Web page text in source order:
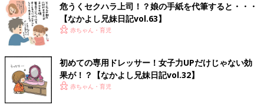
危うくセクハラ上司！？娘の手紙を代筆すると・・・
【なかよし兄妹日記vol.63】
赤ちゃん・育児
初めての専用ドレッサー！女子力UPだけじゃない効
果が！？【なかよし兄妹日記vol.32】
赤ちゃん・育児